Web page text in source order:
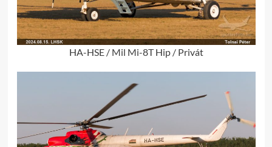
HA-HSE / Mil Mi-8T Hip / Privát